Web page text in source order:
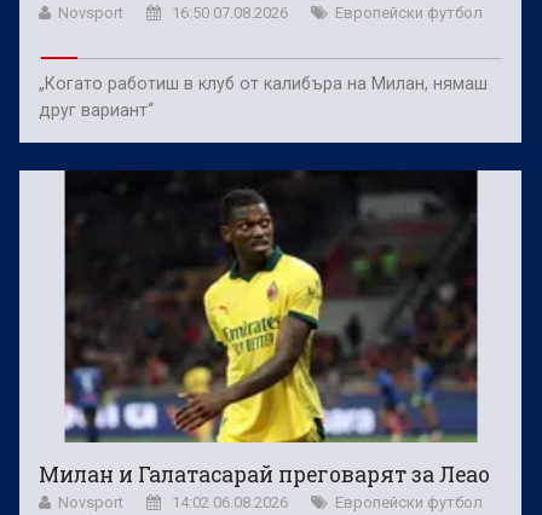
Novsport 16:50 07.08.2026 Европейски футбол
„Когато работиш в клуб от калибъра на Милан, нямаш
друг вариант“
Милан и Галатасарай преговарят за Леао
Novsport 14:02 06.08.2026 Европейски футбол